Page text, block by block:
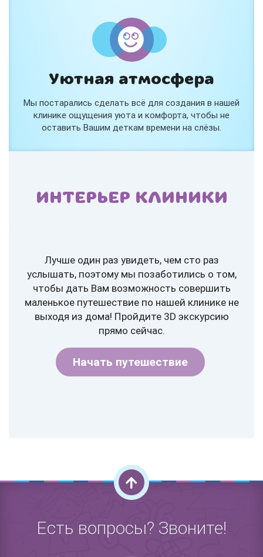
Уютная атмосфера
Мы постарались сделать всё для создания в нашей
клинике ощущения уюта и комфорта, чтобы не
оставить Вашим деткам времени на слёзы.
ИНТЕРЬЕР КЛИНИКИ
Лучше один раз увидеть, чем сто раз
услышать, поэтому мы позаботились о том,
чтобы дать Вам возможность совершить
маленькое путешествие по нашей клинике не
выходя из дома! Пройдите 3D экскурсию
прямо сейчас.
Начать путешествие
Есть вопросы? Звоните!